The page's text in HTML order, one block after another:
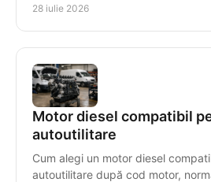
28 iulie 2026
Motor diesel compatibil
autoutilitare
Cum alegi un motor diesel
autoutilitare după cod motor,